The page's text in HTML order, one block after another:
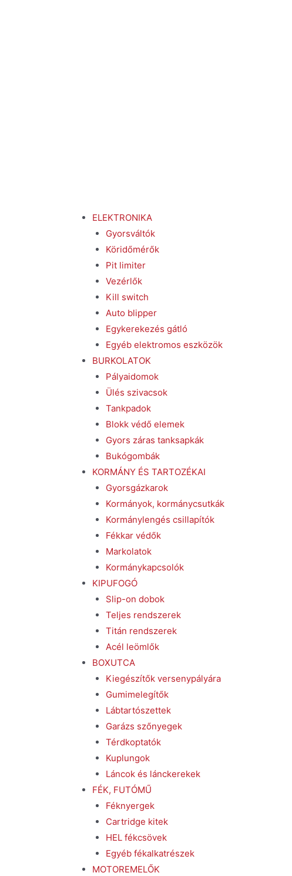
ELEKTRONIKA
Gyorsváltók
Köridőmérők
Pit limiter
Vezérlők
Kill switch
Auto blipper
Egykerekezés gátló
Egyéb elektromos eszközök
BURKOLATOK
Pályaidomok
Ülés szivacsok
Tankpadok
Blokk védő elemek
Gyors záras tanksapkák
Bukógombák
KORMÁNY ÉS TARTOZÉKAI
Gyorsgázkarok
Kormányok, kormánycsutkák
Kormánylengés csillapítók
Fékkar védők
Markolatok
Kormánykapcsolók
KIPUFOGÓ
Slip-on dobok
Teljes rendszerek
Titán rendszerek
Acél leömlők
BOXUTCA
Kiegészítők versenypályára
Gumimelegítők
Lábtartószettek
Garázs szőnyegek
Térdkoptatók
Kuplungok
Láncok és lánckerekek
FÉK, FUTÓMŰ
Féknyergek
Cartridge kitek
HEL fékcsövek
Egyéb fékalkatrészek
MOTOREMELŐK